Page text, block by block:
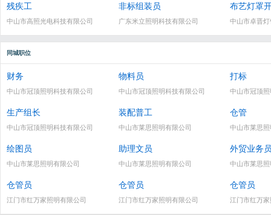
残疾工
中山市高照光电科技有限公司
非标组装员
广东米立照明科技有限公司
布艺灯罩
中山市卓晋
同城职位
财务
中山市冠顶照明科技有限公司
物料员
中山市冠顶照明科技有限公司
打标
中山市冠顶
生产组长
中山市冠顶照明科技有限公司
装配普工
中山市莱思照明有限公司
仓管
中山市莱思
绘图员
中山市莱思照明有限公司
助理文员
中山市莱思照明有限公司
外贸业务
中山市莱思
仓管员
江门市红万家照明有限公司
仓管员
江门市红万家照明有限公司
仓管员
江门市红万